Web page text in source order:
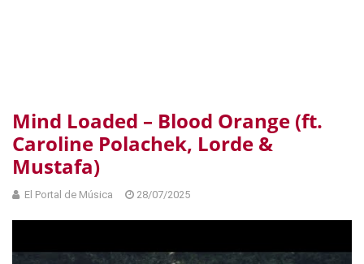
Mind Loaded – Blood Orange (ft.
Caroline Polachek, Lorde &
Mustafa)
El Portal de Música 28/07/2025